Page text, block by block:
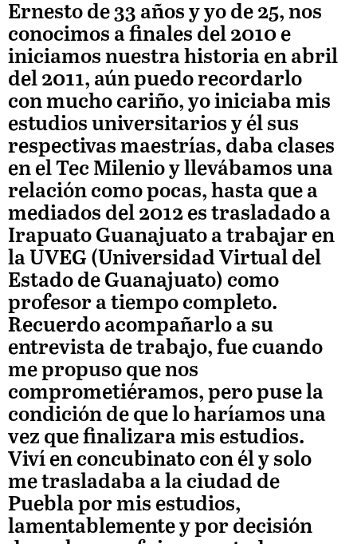
Ernesto de 33 años y yo de 25, nos
conocimos a finales del 2010 e
iniciamos nuestra historia en abril
del 2011, aún puedo recordarlo
con mucho cariño, yo iniciaba mis
estudios universitarios y él sus
respectivas maestrías, daba clases
en el Tec Milenio y llevábamos una
relación como pocas, hasta que a
mediados del 2012 es trasladado a
Irapuato Guanajuato a trabajar en
la UVEG (Universidad Virtual del
Estado de Guanajuato) como
profesor a tiempo completo.
Recuerdo acompañarlo a su
entrevista de trabajo, fue cuando
me propuso que nos
comprometiéramos, pero puse la
condición de que lo haríamos una
vez que finalizara mis estudios.
Viví en concubinato con él y solo
me trasladaba a la ciudad de
Puebla por mis estudios,
lamentablemente y por decisión